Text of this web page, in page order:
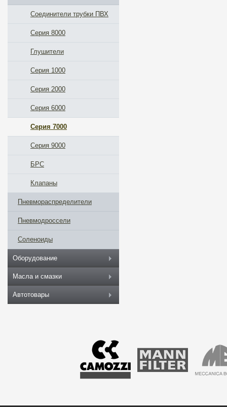
Соединители трубки ПВХ
Серия 8000
Глушители
Серия 1000
Серия 2000
Серия 6000
Серия 7000
Серия 9000
БРС
Клапаны
Пневмораспределители
Пневмодроссели
Соленоиды
Оборудование
Масла и смазки
Автотовары